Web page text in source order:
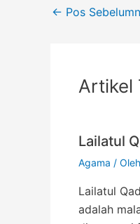
← Pos
Artikel
Lailatul
Agama / Oleh
Lailatul
adalah